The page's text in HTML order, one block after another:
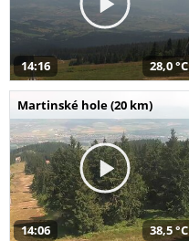
14:16 28,0 °C
Martinské hole (20 km)
14:06 38,5 °C